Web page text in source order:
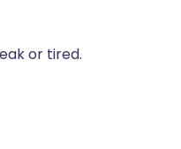
or tired.